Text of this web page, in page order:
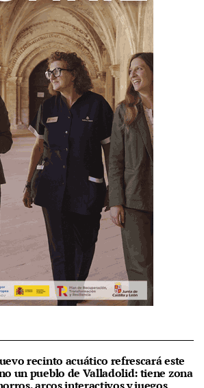
recinto acuático refrescará este
un pueblo de Valladolid: tiene zona